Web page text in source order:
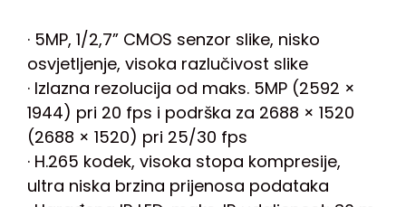
· 5MP, 1/2,7” CMOS senzor slike, nisko
osvjetljenje, visoka razlučivost slike
· Izlazna rezolucija od maks. 5MP (2592 ×
1944) pri 20 fps i podrška za 2688 × 1520
(2688 × 1520) pri 25/30 fps
· H.265 kodek, visoka stopa kompresije,
ultra niska brzina prijenosa podataka